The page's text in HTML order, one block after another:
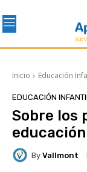
Inicio Educación
EDUCACIÓN
Sobre los
educación
By Vallmont